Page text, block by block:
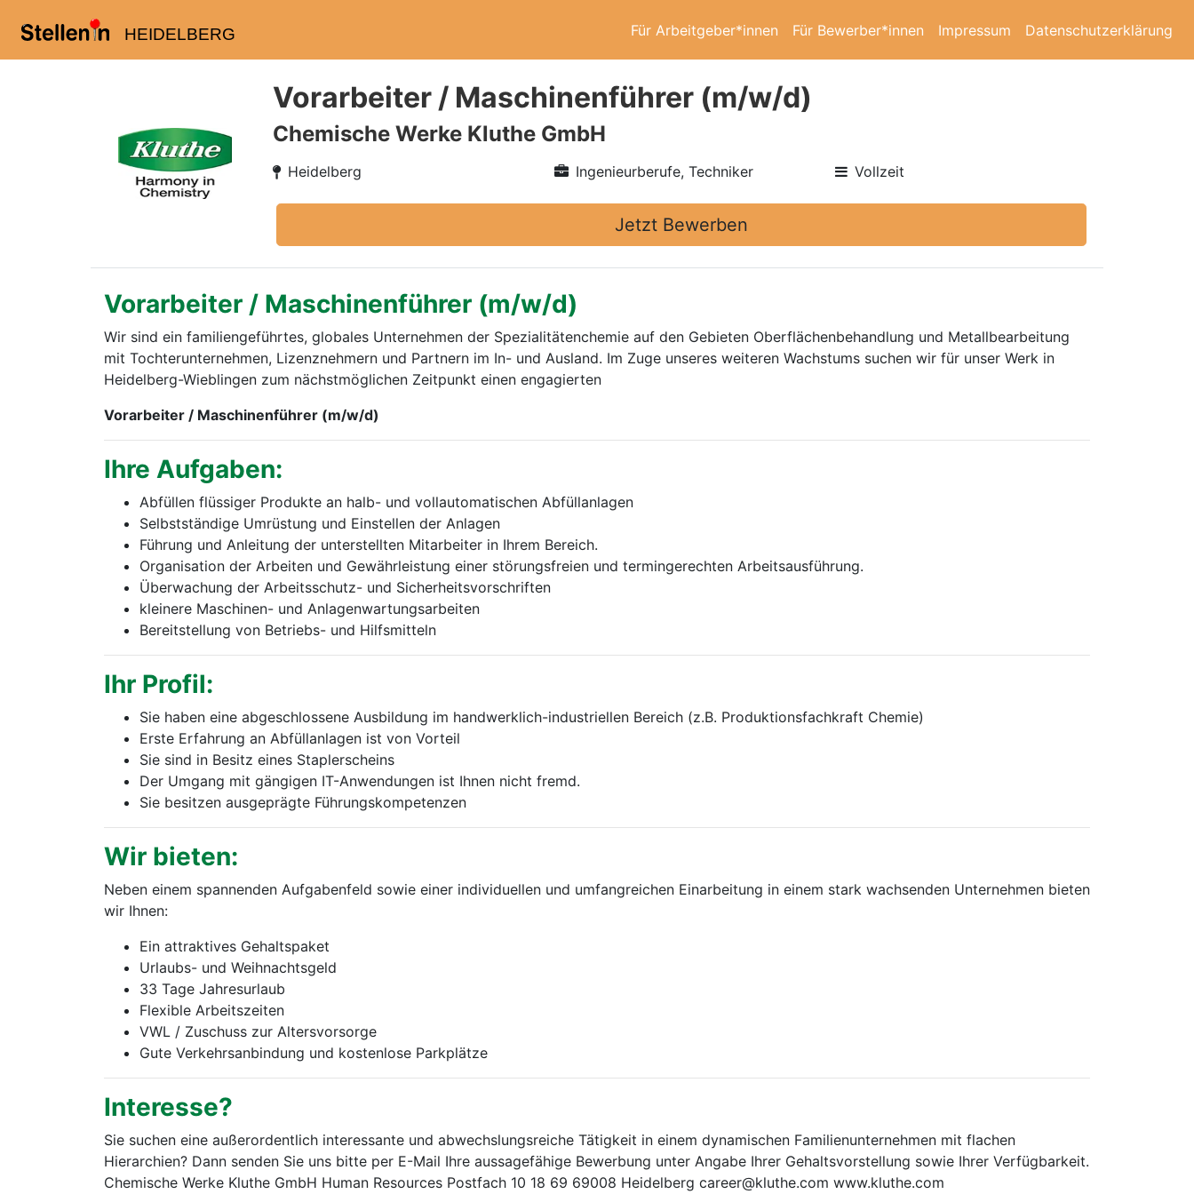
HEIDELBERG Für Arbeitgeber*innen Für Bewerber*innen Impressum Datenschutzerklärung
Vorarbeiter / Maschinenführer (m/w/d)
Chemische Werke Kluthe GmbH
Heidelberg Ingenieurberufe, Techniker Vollzeit
Jetzt Bewerben
Vorarbeiter / Maschinenführer (m/w/d)
Wir sind ein familiengeführtes, globales Unternehmen der Spezialitätenchemie auf den Gebieten Oberflächenbehandlung und Metallbearbeitung
mit Tochterunternehmen, Lizenznehmern und Partnern im In- und Ausland. Im Zuge unseres weiteren Wachstums suchen wir für unser Werk in
Heidelberg-Wieblingen zum nächstmöglichen Zeitpunkt einen engagierten
Vorarbeiter / Maschinenführer (m/w/d)
Ihre Aufgaben:
Abfüllen flüssiger Produkte an halb- und vollautomatischen Abfüllanlagen
Selbstständige Umrüstung und Einstellen der Anlagen
Führung und Anleitung der unterstellten Mitarbeiter in Ihrem Bereich.
Organisation der Arbeiten und Gewährleistung einer störungsfreien und termingerechten Arbeitsausführung.
Überwachung der Arbeitsschutz- und Sicherheitsvorschriften
kleinere Maschinen- und Anlagenwartungsarbeiten
Bereitstellung von Betriebs- und Hilfsmitteln
Ihr Profil:
Sie haben eine abgeschlossene Ausbildung im handwerklich-industriellen Bereich (z.B. Produktionsfachkraft Chemie)
Erste Erfahrung an Abfüllanlagen ist von Vorteil
Sie sind in Besitz eines Staplerscheins
Der Umgang mit gängigen IT-Anwendungen ist Ihnen nicht fremd.
Sie besitzen ausgeprägte Führungskompetenzen
Wir bieten:
Neben einem spannenden Aufgabenfeld sowie einer individuellen und umfangreichen Einarbeitung in einem stark wachsenden Unternehmen bieten
wir Ihnen:
Ein attraktives Gehaltspaket
Urlaubs- und Weihnachtsgeld
33 Tage Jahresurlaub
Flexible Arbeitszeiten
VWL / Zuschuss zur Altersvorsorge
Gute Verkehrsanbindung und kostenlose Parkplätze
Interesse?
Sie suchen eine außerordentlich interessante und abwechslungsreiche Tätigkeit in einem dynamischen Familienunternehmen mit flachen
Hierarchien? Dann senden Sie uns bitte per E-Mail Ihre aussagefähige Bewerbung unter Angabe Ihrer Gehaltsvorstellung sowie Ihrer Verfügbarkeit.
Chemische Werke Kluthe GmbH Human Resources Postfach 10 18 69 69008 Heidelberg career@kluthe.com www.kluthe.com